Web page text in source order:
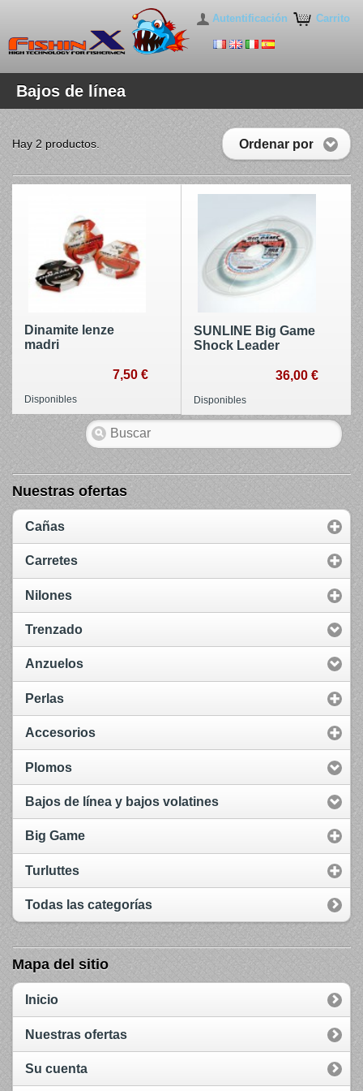
Carrito
Autentificación
Bajos de línea
Ordenar por
Hay 2 productos.
Dinamite lenze
madri
7,50 €
Disponibles
SUNLINE Big Game
Shock Leader
36,00 €
Disponibles
Nuestras ofertas
Cañas
Carretes
Nilones
Trenzado
Anzuelos
Perlas
Accesorios
Plomos
Bajos de línea y bajos volatines
Big Game
Turluttes
Todas las categorías
Mapa del sitio
Inicio
Nuestras ofertas
Su cuenta